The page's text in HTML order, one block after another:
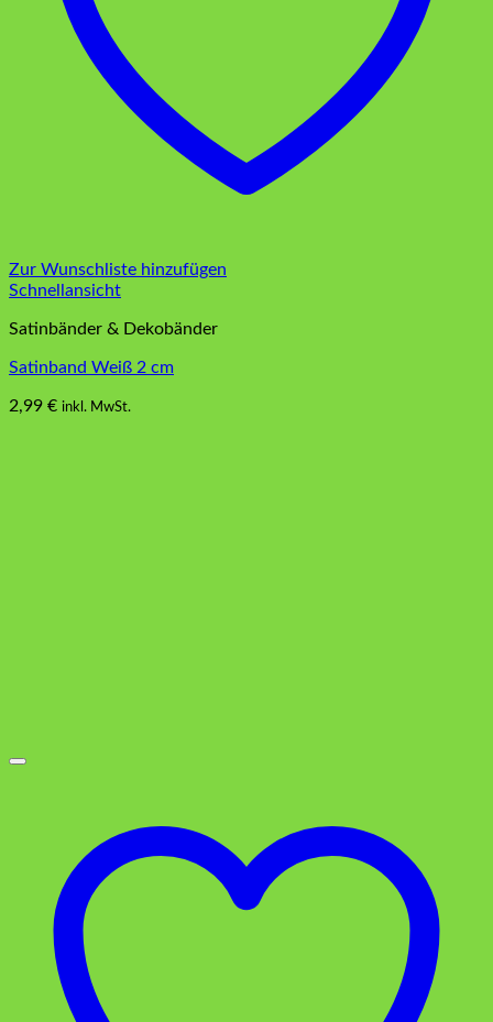
Zur Wunschliste hinzufügen
Schnellansicht
Satinbänder & Dekobänder
Satinband Weiß 2 cm
2,99 € inkl. MwSt.